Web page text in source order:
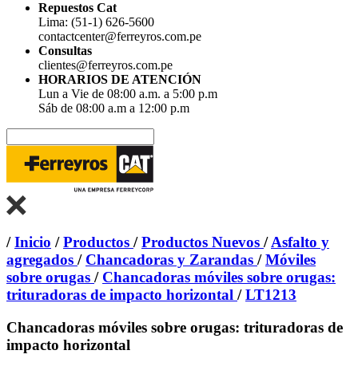
Repuestos Cat
Lima: (51-1) 626-5600
contactcenter@ferreyros.com.pe
Consultas
clientes@ferreyros.com.pe
HORARIOS DE ATENCIÓN
Lun a Vie de 08:00 a.m. a 5:00 p.m
Sáb de 08:00 a.m a 12:00 p.m
/Inicio /Productos /Productos Nuevos /Asfalto y
agregados / Chancadoras y Zarandas /Móviles
sobre orugas / Chancadoras móviles sobre orugas:
trituradoras de impacto horizontal /LT1213
Chancadoras móviles sobre orugas: trituradoras de
impacto horizontal